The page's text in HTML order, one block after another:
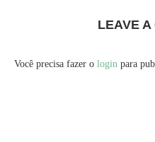
LEAVE A
Você precisa fazer o login para